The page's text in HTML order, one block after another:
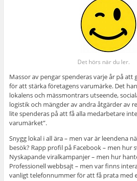
Det hörs när du ler.
Massor av pengar spenderas varje år på
för att stärka företagens varumärke. Det
lokalens och mässmontrars utseende,
logistik och mängder av andra åtgärder av
lite spenderas på att få alla medarbetare
varumärket”.
Snygg lokal i all ära – men var är leendena
besök? Rapp profil på Facebook – men hur
Nyskapande viralkampanjer – men hur
Professionell webbsajt – men var finns
vanligt telefonnummer för att få prata med